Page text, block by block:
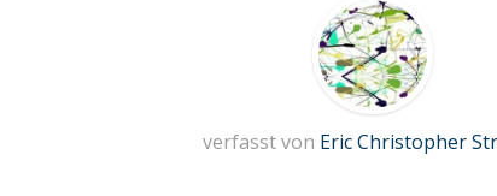
verfasst von Eric Christopher